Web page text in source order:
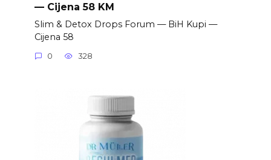
— Cijena 58 KM
Slim & Detox Drops Forum — BiH Kupi —
Cijena 58
0 328